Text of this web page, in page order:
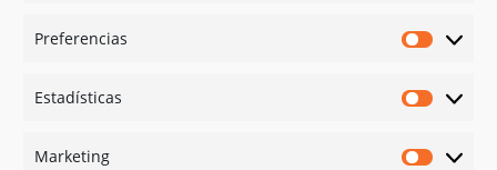
Preferencias
Estadísticas
Marketing
Redes sociales
Instagram
Linked in